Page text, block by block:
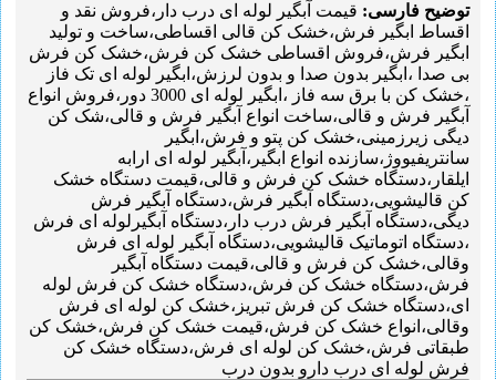
توضیح فارسی: قیمت آبگیر لوله ای درب دار،فروش نقد و
اقساط ابگیر فرش،خشک کن قالی اقساطی،ساخت و تولید
ابگیر فرش،فروش اقساطی خشک کن فرش،خشک کن فرش
بی صدا ،ابگیر بدون صدا و بدون لرزش،ابگیر لوله ای تک فاز
،خشک کن با برق سه فاز ،ابگیر لوله ای 3000 دور،فروش انواع
آبگیر فرش و قالی،ساخت انواع آبگیر فرش و قالی،شک کن
دیگی زیرزمینی،خشک کن پتو و فرش،ابگیر
سانتریفیووژ،سازنده انواع ابگیر،آبگیر لوله ای ارابه
ایلقار،دستگاه خشک کن فرش و قالی،قیمت دستگاه خشک
کن قالیشویی،دستگاه آبگیر فرش،دستگاه آبگیر فرش
دیگی،دستگاه آبگیر فرش درب دار،دستگاه آبگیرلوله ای فرش
،دستگاه اتوماتیک قالیشویی،دستگاه آبگیر لوله ای فرش
وقالی،خشک کن فرش و قالی،قیمت دستگاه آبگیر
فرش،دستگاه خشک کن فرش،دستگاه خشک کن فرش لوله
ای،دستگاه خشک کن فرش تبریز،خشک کن لوله ای فرش
وقالی،انواع خشک کن فرش،قیمت خشک کن فرش،خشک کن
طبقاتی فرش،خشک کن لوله ای فرش،دستگاه خشک کن
فرش لوله ای درب دارو بدون درب